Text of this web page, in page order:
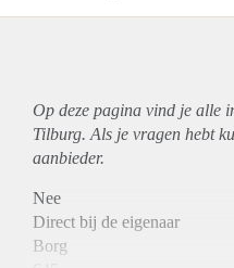
Op deze pagina vind je alle
Tilburg. Als je vragen hebt
aanbieder.
Nee
Direct bij de eigenaar
Borg